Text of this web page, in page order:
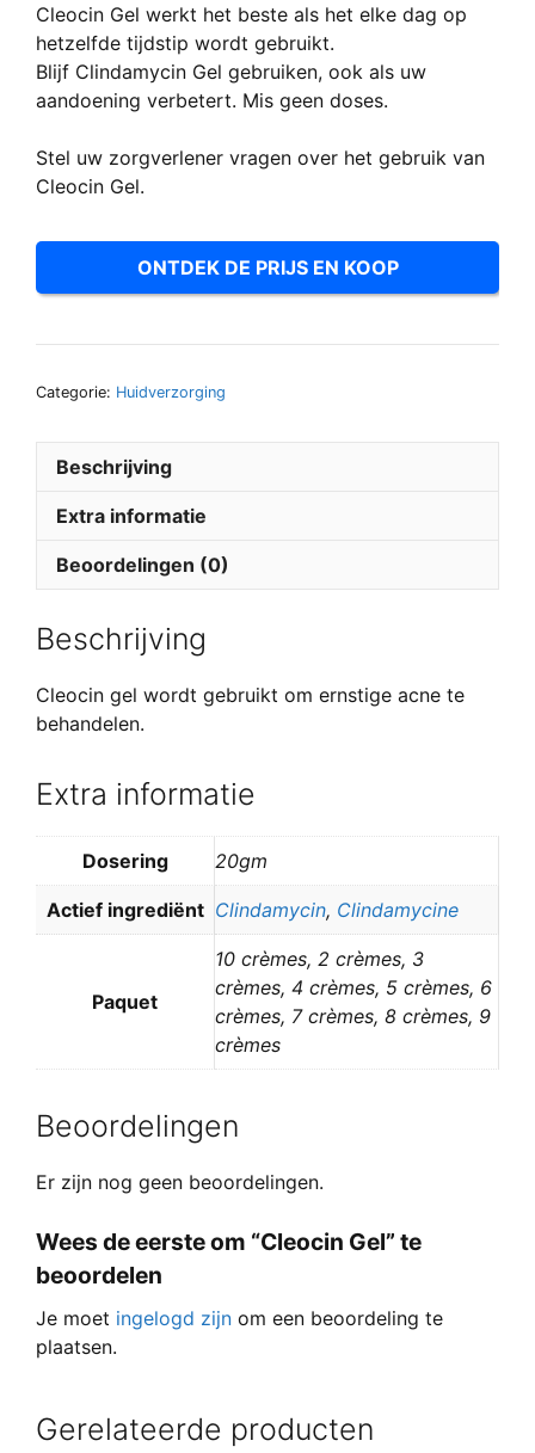
Cleocin Gel werkt het beste als het elke dag op
hetzelfde tijdstip wordt gebruikt.
Blijf Clindamycin Gel gebruiken, ook als uw
aandoening verbetert. Mis geen doses.
Stel uw zorgverlener vragen over het gebruik van
Cleocin Gel.
ONTDEK DE PRIJS EN KOOP
Categorie: Huidverzorging
Beschrijving
Extra informatie
Beoordelingen (0)
Beschrijving
Cleocin gel wordt gebruikt om ernstige acne te
behandelen.
Extra informatie
Dosering 20gm
Actief ingrediënt Clindamycin, Clindamycine
Paquet
10 crèmes, 2 crèmes, 3
crèmes, 4 crèmes, 5 crèmes, 6
crèmes, 7 crèmes, 8 crèmes, 9
crèmes
Beoordelingen
Er zijn nog geen beoordelingen.
Wees de eerste om “Cleocin Gel” te
beoordelen
Je moet ingelogd zijn om een beoordeling te
plaatsen.
Gerelateerde producten